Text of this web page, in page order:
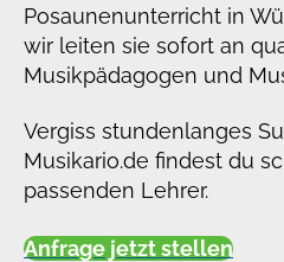
Posaunenunterricht in
wir leiten sie sofort an
Musikpädagogen und
Vergiss stundenlanges
Musikario.de findest du
passenden Lehrer.
Anfrage jetzt stellen